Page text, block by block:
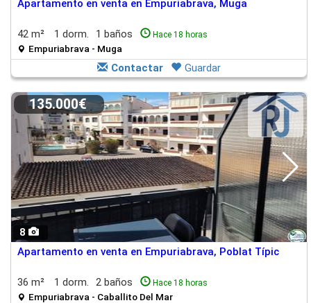
Apartamento en venta en Empuriabrava, Muga
42 m² 1 dorm. 1 baños Hace 18 horas
Empuriabrava - Muga
Contactar Guardar
8
135.000€
Apartamento en venta en Empuriabrava, Poblat Típic
36 m² 1 dorm. 2 baños Hace 18 horas
Empuriabrava - Caballito Del Mar